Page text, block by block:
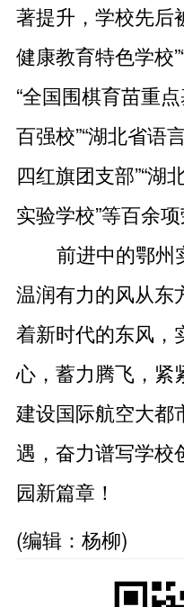
著提升，学校先后
健康教育特色学校
“全国围棋育苗重
百强校”“湖北省语
四红旗团支部”“湖
实验学校”等百余项
前进中的鄂州
温润有力的风从东
着新时代的东风，
心，蓄力腾飞，紧
建设国际航空大都
遇，奋力谱写学校
园新篇章！
(编辑：杨柳)